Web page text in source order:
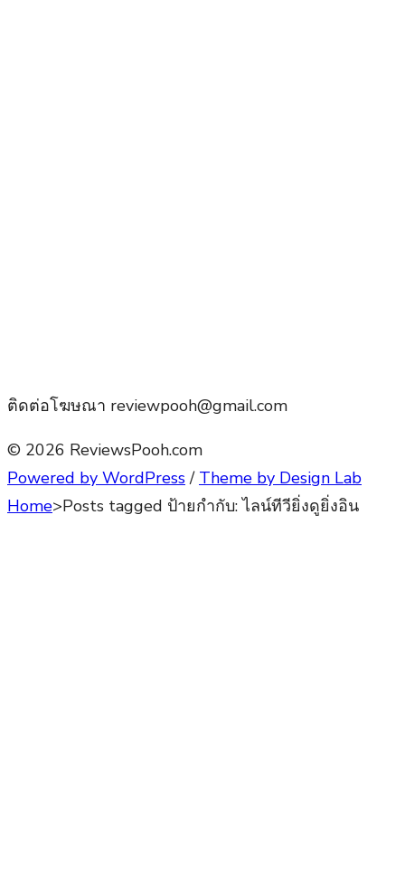
ติดต่อโฆษณา reviewpooh@gmail.com
© 2026 ReviewsPooh.com
Powered by WordPress / Theme by Design Lab
Home>Posts tagged ป้ายกำกับ:ไลน์ทีวียิ่งดูยิ่งอิน